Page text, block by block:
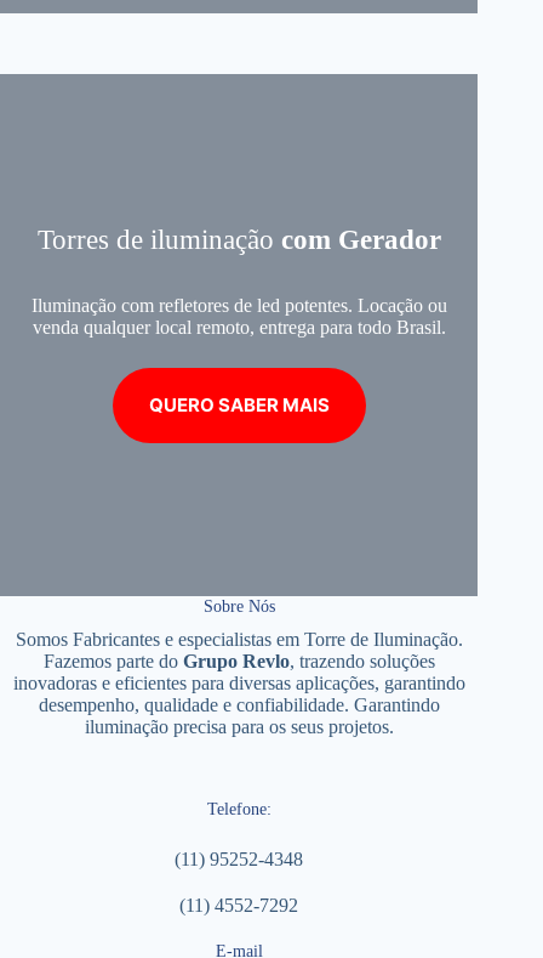
Torres de iluminação com Gerador
Iluminação com refletores de led potentes. Locação ou
venda qualquer local remoto, entrega para todo Brasil.
QUERO SABER MAIS
Sobre Nós
Somos Fabricantes e especialistas em Torre de Iluminação.
Fazemos parte do Grupo Revlo, trazendo soluções
inovadoras e eficientes para diversas aplicações, garantindo
desempenho, qualidade e confiabilidade. Garantindo
iluminação precisa para os seus projetos.
Telefone:
(11) 95252-4348
(11) 4552-7292
E-mail